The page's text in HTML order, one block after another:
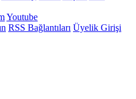
Youtube
RSS Bağlantıları Üyelik Girişi